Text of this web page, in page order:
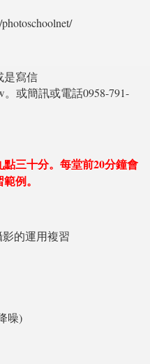
是寫信
。或簡訊或電話0958-791-
三十分。每堂前20分鐘會
例。
影的運用複習
噪)